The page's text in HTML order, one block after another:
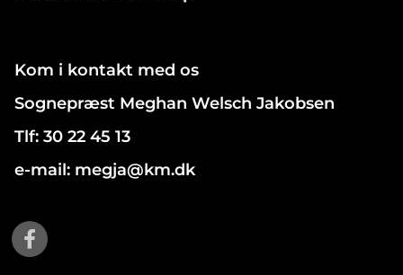
Kom i kontakt med os
Sognepræst Meghan Welsch Jakobsen
Tlf: 30 22 45 13
e-mail: megja@km.dk